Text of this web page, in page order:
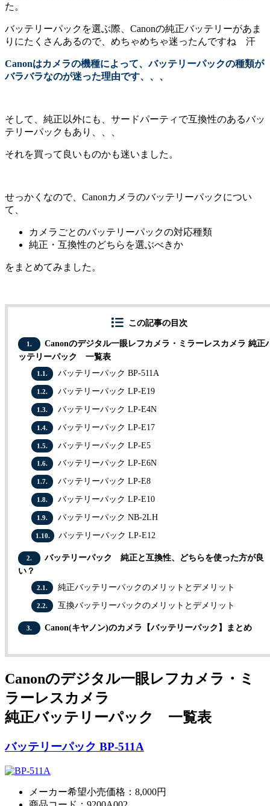
た。
バッテリーパックを選ぶ際、Canonの純正バッテリーがあま
りにたくさんあるので、めちゃめちゃ迷ったんですね 汗
Canonはカメラの機種によって、バッテリーパックの種類が
バラバラなのが迷った理由です、、、
そして、純正以外にも、サードパーティで互換性のあるバッ
テリーパックもあり、、、
それを買って良いものかも迷いました。
せっかくなので、Canonカメラのバッテリーパックについ
て、
カメラごとのバッテリーパックの対応種類
純正・互換性のどちらを選ぶべきか
をまとめてみました。
この記事の目次
1.
Canonのデジタル一眼レフカメラ・ミラーレスカメラ 純正
ッテリーパック 一覧表
1.1. バッテリーパック BP-511A
1.2. バッテリーパック LP-E19
1.3. バッテリーパック LP-E4N
1.4. バッテリーパック LP-E17
1.5. バッテリーパック LP-E5
1.6. バッテリーパック LP-E6N
1.7. バッテリーパック LP-E8
1.8. バッテリーパック LP-E10
1.9. バッテリーパック NB-2LH
1.10. バッテリーパック LP-E12
2.
バッテリーパック 純正と互換性、どちらを使った方が良
い？
2.1. 純正バッテリーパックのメリットとデメリット
2.2. 互換バッテリーパックのメリットとデメリット
3. Canon(キヤノン)のカメラ【バッテリーパック】まとめ
Canonのデジタル一眼レフカメラ・ミ
ラーレスカメラ
純正バッテリーパック 一覧表
バッテリーパック BP-511A
メーカー希望小売価格：8,000円